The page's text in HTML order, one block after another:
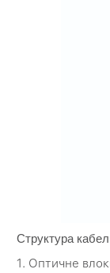
Структура
1. Оптичне